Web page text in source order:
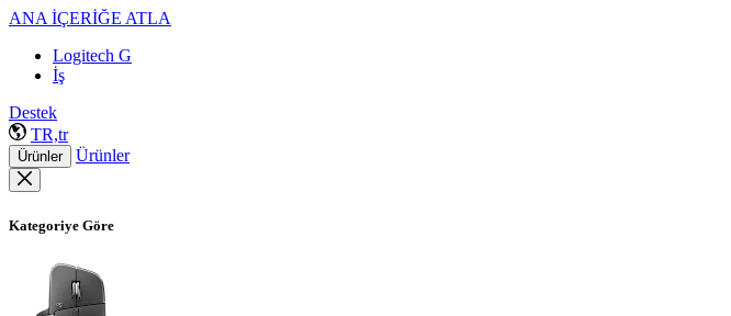
ANA İÇERİĞE ATLA
Logitech G
İş
Destek
TR,tr
Ürünler Ürünler
Kategoriye Göre